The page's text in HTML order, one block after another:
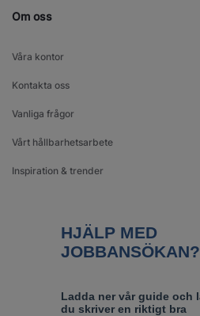
Om oss
Våra kontor
Kontakta oss
Vanliga frågor
Vårt hållbarhetsarbete
Inspiration & trender